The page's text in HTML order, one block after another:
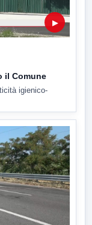
▶
il Comune
igienico-